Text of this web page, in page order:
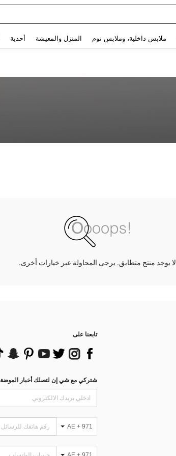
ملابس داخلية، وملابس نوم المنزل والمعيشة أحذية
لا يوجد منتج متطابق. يرجى المحاولة عبر خيارات أخرى.
تابعنا على
شتركي مع شي إن لتصلك أخبار الموضة
AE + 971